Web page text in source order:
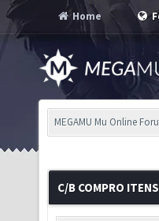
Home
MEGAMU Mu Online
C/B COMPRO